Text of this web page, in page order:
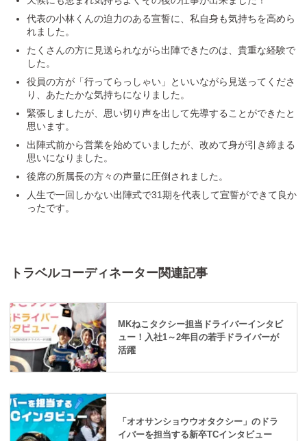
代表の小林くんの迫力のある宣誓に、私自身も気持ちを高めら
れました。
たくさんの方に見送られながら出陣できたのは、貴重な経験で
した。
役員の方が「行ってらっしゃい」といいながら見送ってくださ
り、あたたかな気持ちになりました。
緊張しましたが、思い切り声を出して先導することができたと
思います。
出陣式前から営業を始めていましたが、改めて身が引き締まる
思いになりました。
後席の所属長の方々の声量に圧倒されました。
人生で一回しかない出陣式で31期を代表して宣誓ができて良か
ったです。
トラベルコーディネーター関連記事
MKねこタクシー担当ドライバーインタビ
ュー！入社1～2年目の若手ドライバーが
活躍
「オオサンショウウオタクシー」のドラ
イバーを担当する新卒TCインタビュー